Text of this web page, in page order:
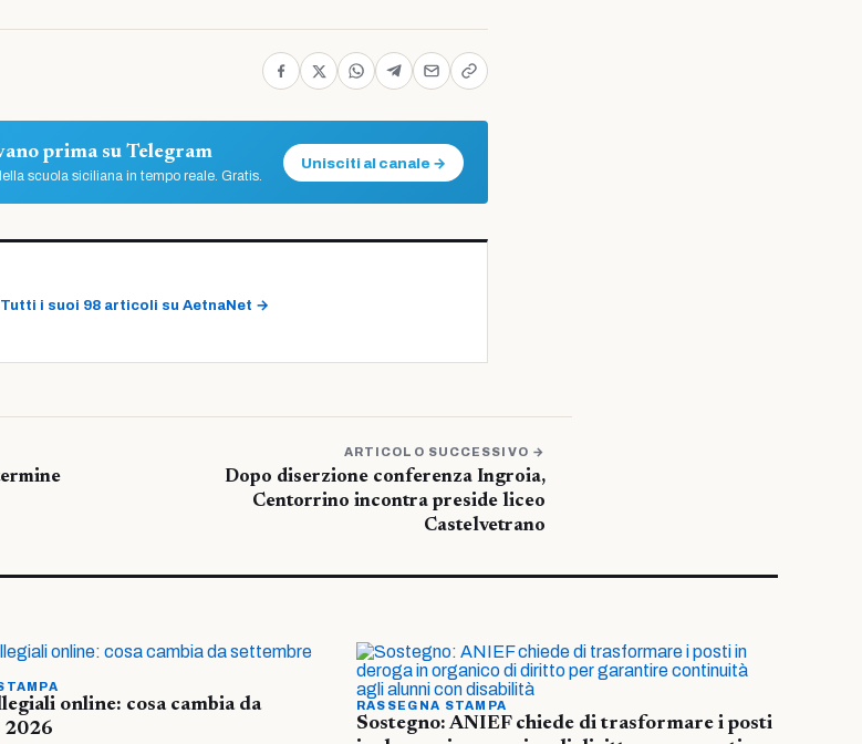
prima su Telegram
scuola siciliana in tempo reale. Gratis.
Unisciti al canale →
Tutti i suoi 98 articoli su AetnaNet →
ARTICOLO SUCCESSIVO →
Dopo diserzione conferenza Ingroia,
Centorrino incontra preside liceo
Castelvetrano
online: cosa cambia da
2026
RASSEGNA STAMPA
Sostegno: ANIEF chiede di trasformare i posti